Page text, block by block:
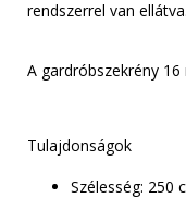
rendszerrel van ellátva.
A gardróbszekrény
Tulajdonságok
Szélesség: